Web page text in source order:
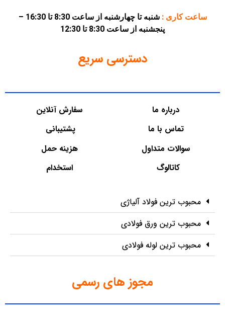
ساعت کاری :
شنبه تا چهارشنبه از ساعت 8:30 تا 16:30 –
پنجشنبه از ساعت 8:30 تا 12:30
دسترسی سریع
درباره ما
تماس با ما
سوالات متداول
کاتالوگ
سفارش آنلاین
پشتیبانی
هزینه حمل
استخدام
محبوب ترین فولاد آلیاژی
محبوب ترین ورق فولادی
محبوب ترین لوله فولادی
مجوز های رسمی